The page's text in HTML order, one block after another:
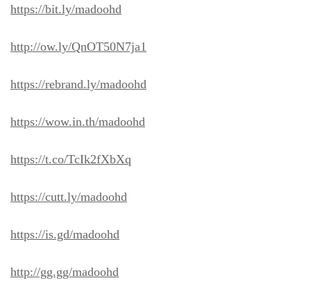
https://bit.ly/madoohd
http://ow.ly/QnOT50N7ja1
https://rebrand.ly/madoohd
https://wow.in.th/madoohd
https://t.co/TcIk2fXbXq
https://cutt.ly/madoohd
https://is.gd/madoohd
http://gg.gg/madoohd